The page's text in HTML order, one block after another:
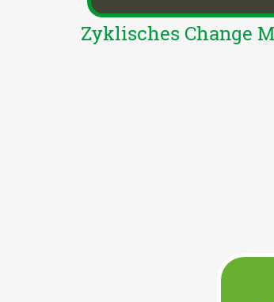
Zyklisches Change